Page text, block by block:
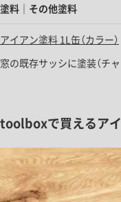
塗料｜その他塗料
アイアン塗料 1L缶（カラー）
窓の既存サッシに塗装（チ
toolboxで買えるア